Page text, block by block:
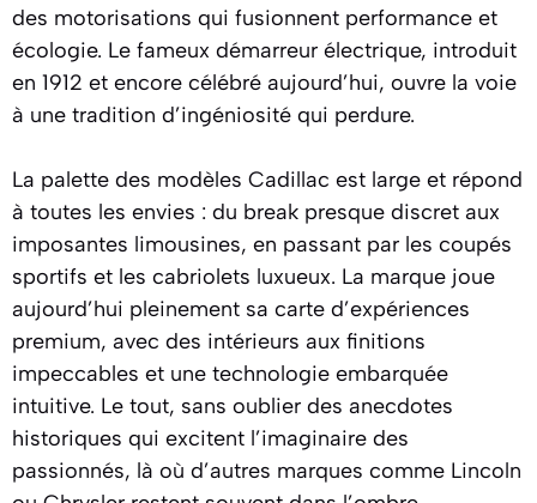
des motorisations qui fusionnent performance et
écologie. Le fameux démarreur électrique, introduit
en 1912 et encore célébré aujourd’hui, ouvre la voie
à une tradition d’ingéniosité qui perdure.
La palette des modèles Cadillac est large et répond
à toutes les envies : du break presque discret aux
imposantes limousines, en passant par les coupés
sportifs et les cabriolets luxueux. La marque joue
aujourd’hui pleinement sa carte d’expériences
premium, avec des intérieurs aux finitions
impeccables et une technologie embarquée
intuitive. Le tout, sans oublier des anecdotes
historiques qui excitent l’imaginaire des
passionnés, là où d’autres marques comme Lincoln